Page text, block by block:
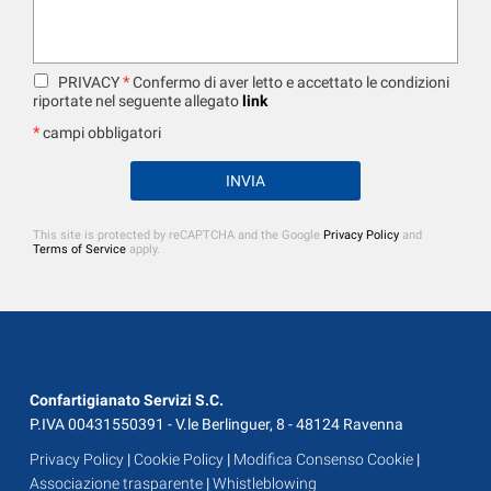
PRIVACY*Confermo di aver letto e accettato le condizioni
riportate nel seguente allegato link
*campi obbligatori
This site is protected by reCAPTCHA and the Google Privacy Policy and
Terms of Service apply.
Confartigianato Servizi S.C.
P.IVA 00431550391 - V.le Berlinguer, 8 - 48124 Ravenna
Privacy Policy |Cookie Policy | Modifica Consenso Cookie |
Associazione trasparente |Whistleblowing